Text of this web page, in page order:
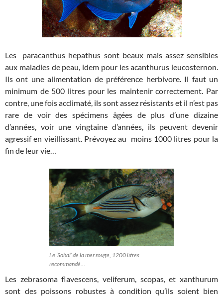
Les paracanthus hepathus sont beaux mais assez sensibles
aux maladies de peau, idem pour les acanthurus leucosternon.
Ils ont une alimentation de préférence herbivore. Il faut un
minimum de 500 litres pour les maintenir correctement. Par
contre, une fois acclimaté, ils sont assez résistants et il n’est pas
rare de voir des spécimens âgées de plus d’une dizaine
d’années, voir une vingtaine d’années, ils peuvent devenir
agressif en vieillissant. Prévoyez au moins 1000 litres pour la
fin de leur vie…
Le ‘Sohal’ de la mer rouge, 1200 litres
recommandé…
Les zebrasoma flavescens, veliferum, scopas, et xanthurum
sont des poissons robustes à condition qu’ils soient bien